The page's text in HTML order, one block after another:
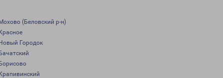
(Беловский р-н)
Городок